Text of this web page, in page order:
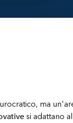
ma
si adattano